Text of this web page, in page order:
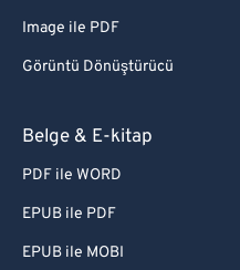
Image ile PDF
Görüntü Dönüştürücü
Belge & E-kitap
PDF ile WORD
EPUB ile PDF
EPUB ile MOBI